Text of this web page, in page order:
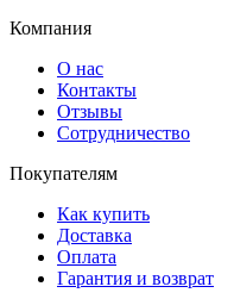
Компания
О нас
Контакты
Отзывы
Сотрудничество
Покупателям
Как купить
Доставка
Оплата
Гарантия и возврат